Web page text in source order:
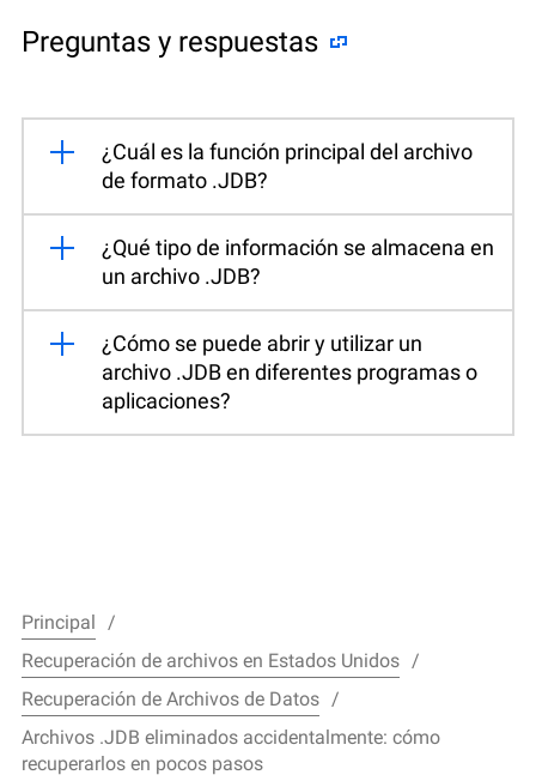
Preguntas y respuestas
¿Cuál es la función principal del archivo
de formato .JDB?
¿Qué tipo de información se almacena en
un archivo .JDB?
¿Cómo se puede abrir y utilizar un
archivo .JDB en diferentes programas o
aplicaciones?
Principal
Recuperación de archivos en Estados Unidos
Recuperación de Archivos de Datos
Archivos .JDB eliminados accidentalmente: cómo
recuperarlos en pocos pasos